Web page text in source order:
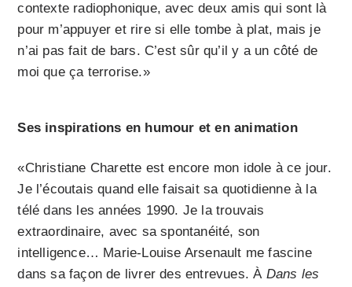
contexte radiophonique, avec deux amis qui sont là
pour m’appuyer et rire si elle tombe à plat, mais je
n’ai pas fait de bars. C’est sûr qu’il y a un côté de
moi que ça terrorise.»
Ses inspirations en humour et en animation
«Christiane Charette est encore mon idole à ce jour.
Je l’écoutais quand elle faisait sa quotidienne à la
télé dans les années 1990. Je la trouvais
extraordinaire, avec sa spontanéité, son
intelligence… Marie-Louise Arsenault me fascine
dans sa façon de livrer des entrevues. À Dans les